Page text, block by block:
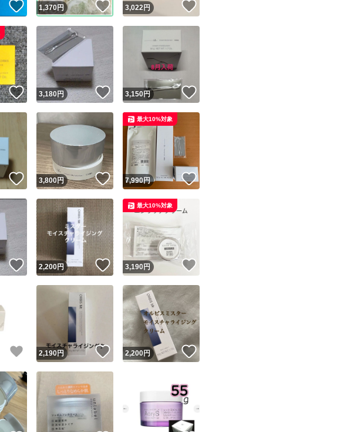
取引実績
取引実績◯+ このユーザーはYahoo!フリマの取引を完了させた実績があります
他フリマ実績◯+ このユーザーは他フリマサービスでの取引実績があります
スピード&安心発送
※このバッジは実績に基づく表示であり、発送を保証しているものではありません
スピード＆安心発送
このユーザーは高頻度で24時間以内＆設定した発送日数内に発送してい
ます
スピード発送 このユーザーは高頻度で24時間以内に発送しています
安心発送 このユーザーは設定した発送日数内に発送しています
商品画像の無断転載は禁止されています
コピーは1商品につき1回
出品ページへ
キャンセル
いいね！
1,370円 いいね！
3,022円
いいね！
3,180円 いいね！
3,150円
いいね！
3,800円 いいね！
7,990円 いいね！
最大10%対象
いいね！
2,200円 いいね！
3,190円
最大10%対象
いいね！
2,190円 いいね！
2,200円